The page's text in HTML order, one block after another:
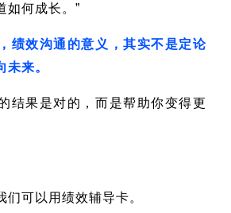
如何成长。”
绩效沟通的意义，其实不是定论
未来。
结果是对的，而是帮助你变得更
们可以用绩效辅导卡。